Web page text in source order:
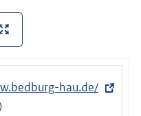
hau.de/